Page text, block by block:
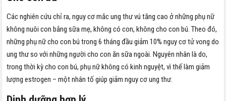
Các nghiên cứu chỉ ra, nguy cơ mắc ung thư vú tăng cao ở những phụ nữ
không nuôi con bằng sữa mẹ, không có con, không cho con bú. Theo đó,
những phụ nữ cho con bú trong 6 tháng đầu giảm 10% nguy cơ tử vong do
ung thư so với những người cho con ăn sữa ngoài. Nguyên nhân là do,
trong thời kỳ cho con bú, phụ nữ không có kinh nguyệt, vì thế làm giảm
lượng estrogen – một nhân tố giúp giảm nguy cơ ung thư.